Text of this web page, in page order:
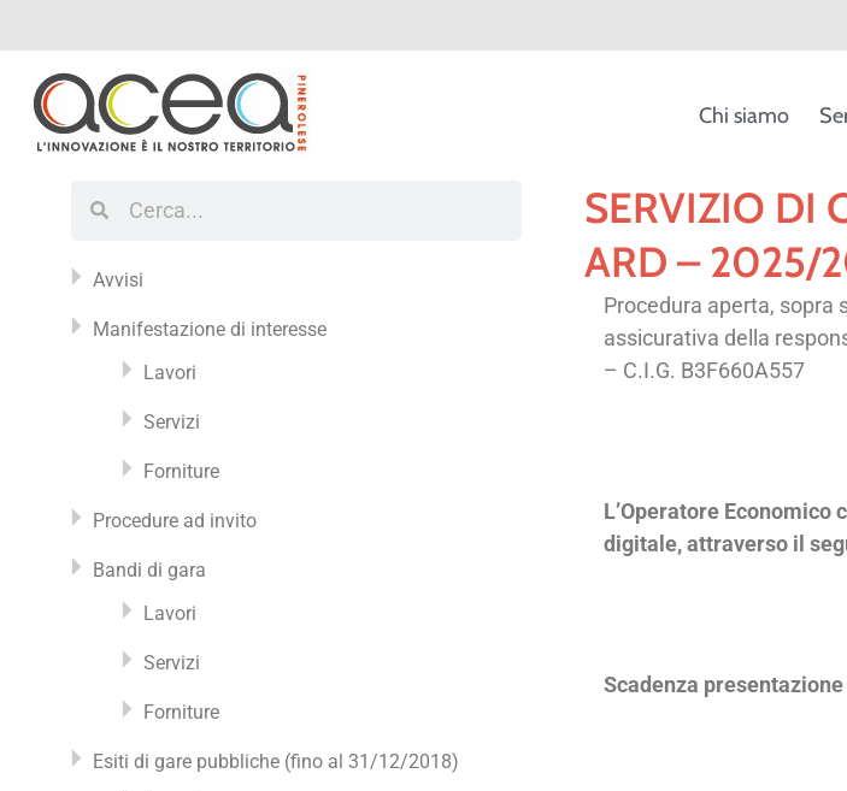
al
contenuto
Chi siamo
Avvisi
Manifestazione di interesse
Lavori
Servizi
Forniture
Procedure ad invito
Bandi di gara
Lavori
Servizi
Forniture
Esiti di gare pubbliche (fino al 31/12/2018)
SERVIZIO DI
ARD – 2025/
Procedura aperta, sopra
assicurativa della
– C.I.G. B3F660A557
L’Operatore
digitale, attraverso il
Scadenza